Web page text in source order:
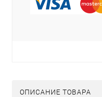
ОПИСАНИЕ ТОВАРА